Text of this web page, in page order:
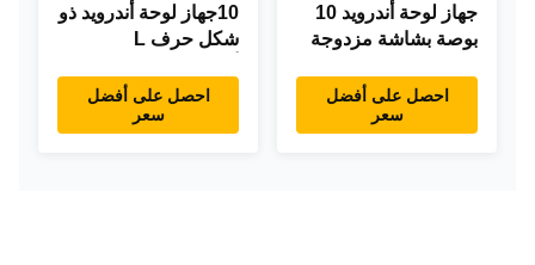
جهاز لوحة أندرويد 10
بوصة بشاشة مزدوجة
POE إعلانات جهاز
كمبيوتر لوحي
احصل على أفضل
سعر
10جهاز لوحة أندرويد ذو
شكل حرف L
جهاز لوحة IPS جهاز
لوحة لمس للمطعم
احصل على أفضل
سعر